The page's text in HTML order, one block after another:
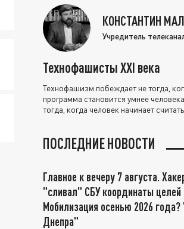
КОНСТАНТИН
Учредитель
Технофашисты XXI века
Технофашизм побеждает не тогда,
программа становится умнее
тогда, когда человек начинает
ПОСЛЕДНИЕ НОВОСТИ
Главное к вечеру 7 августа.
"сливал" СБУ координаты целей
Мобилизация осенью 2026
Днепра"